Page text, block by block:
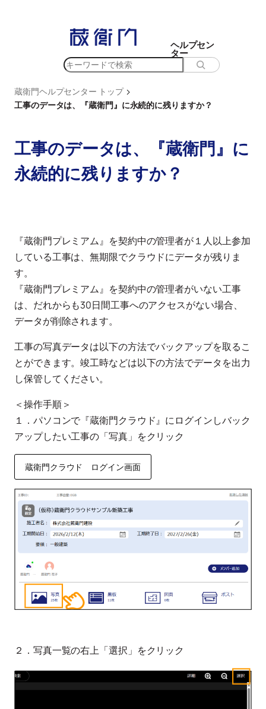
ッ
プ
ヘルプセン
ター
検
蔵衛門ヘルプセンター トップ >
工事のデータは、『蔵衛門』に永続的に残りますか？
工事のデータは、『蔵衛門』に
永続的に残りますか？
『蔵衛門プレミアム』を契約中の管理者が１人以上参加
している工事は、無期限でクラウドにデータが残りま
す。
『蔵衛門プレミアム』を契約中の管理者がいない工事
は、だれからも30日間工事へのアクセスがない場合、
データが削除されます。
工事の写真データは以下の方法でバックアップを取るこ
とができます。竣工時などは以下の方法でデータを出力
し保管してください。
＜操作手順＞
１．パソコンで『蔵衛門クラウド』にログインしバック
アップしたい工事の「写真」をクリック
蔵衛門クラウド ログイン画面
２．写真一覧の右上「選択」をクリック